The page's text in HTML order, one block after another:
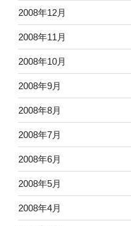
2008年12月
2008年11月
2008年10月
2008年9月
2008年8月
2008年7月
2008年6月
2008年5月
2008年4月